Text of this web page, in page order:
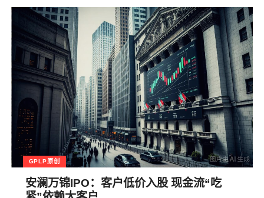
GPLP原创
安澜万锦IPO：客户低价入股 现金流“吃